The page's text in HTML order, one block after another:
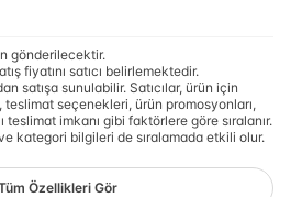
gönderilecektir.
fiyatını satıcı belirlemektedir.
satışa sunulabilir. Satıcılar, ürün için
teslimat seçenekleri, ürün promosyonları,
teslimat imkanı gibi faktörlere göre sıralanır.
kategori bilgileri de sıralamada etkili olur.
Özellikleri Gör